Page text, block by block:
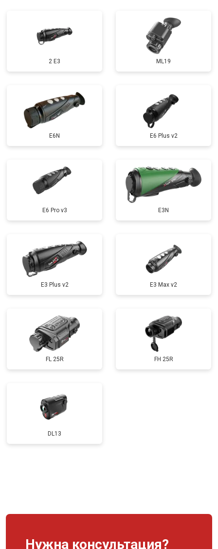
2 E3 ML19
E6N E6 Plus v2
E6 Pro v3 E3N
E3 Plus v2 E3 Max v2
FL 25R FH 25R
DL13
Нужна консультация?